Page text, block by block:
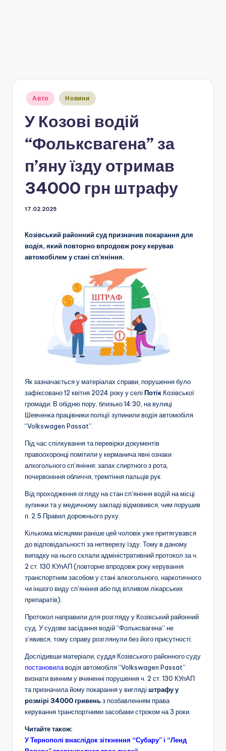
Опубліковано
Авто Новини
У Козові водій
“Фольксвагена” за
п’яну їзду отримав
34000 грн штрафу
17.02.2025
Козівський районний суд призначив покарання для
водія, який повторно впродовж року керував
автомобілем у стані сп’яніння.
Як зазначається у матеріалах справи, порушення було
зафіксовано 12 квітня 2024 року у селі Потік Козівської
громади. В обідню пору, близько 14:30, на вулиці
Шевченка працівники поліції зупинили водія автомобіля
“Volkswagen Passat”.
Під час спілкування та перевірки документів
правоохоронці помітили у керманича явні ознаки
алкогольного сп’яніння: запах спиртного з рота,
почервоніння обличчя, тремтіння пальців рук.
Від проходження огляду на стан сп’яніння водій на місці
зупинки та у медичному закладі відмовився, чим порушив
п. 2.5 Правил дорожнього руху.
Кількома місяцями раніше цей чоловік уже притягувався
до відповідальності за нетверезу їзду. Тому в даному
випадку на нього склали адміністративний протокол за ч.
2 ст. 130 КУпАП (повторне впродовж року керування
транспортним засобом у стані алкогольного, наркотичного
чи іншого виду сп’яніння або під впливом лікарських
препаратів).
Протокол направили для розгляду у Козівський районний
суд. У судове засідання водій “Фольксвагена” не
з’явився, тому справу розглянули без його присутності.
Дослідивши матеріали, суддя Козівського районного суду
постановилаводія автомобіля “Volkswagen Passat”
визнати винним у вчиненні порушення ч. 2 ст. 130 КУпАП
та призначила йому покарання у вигляді штрафу у
розмірі 34000 гривеньз позбавленням права
керування транспортними засобами строком на 3 роки.
Читайте також:
У Тернополі внаслідок зіткнення “Субару” і “Ленд